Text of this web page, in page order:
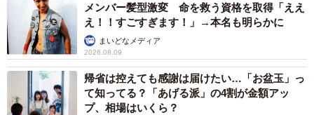
メンバー髪型激変 命を救う資格を取得「ええ
え！！すごすぎます！」→本名も明らかに
まいどなメディア
2026.08.09
帰省は控えても感謝は届けたい…「お盆玉」っ
て知ってる？「あげる派」の4割が金額アッ
プ、相場はいくら？